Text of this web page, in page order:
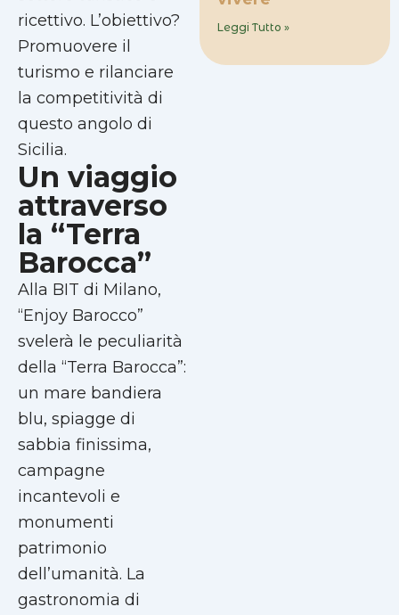
ricettivo. L’obiettivo?
Promuovere il
turismo e rilanciare
la competitività di
questo angolo di
Sicilia.
Un viaggio
attraverso
la “Terra
Barocca”
Alla BIT di Milano,
“Enjoy Barocco”
svelerà le peculiarità
della “Terra Barocca”:
un mare bandiera
blu, spiagge di
sabbia finissima,
campagne
incantevoli e
monumenti
patrimonio
dell’umanità. La
gastronomia di
Leggi Tutto »